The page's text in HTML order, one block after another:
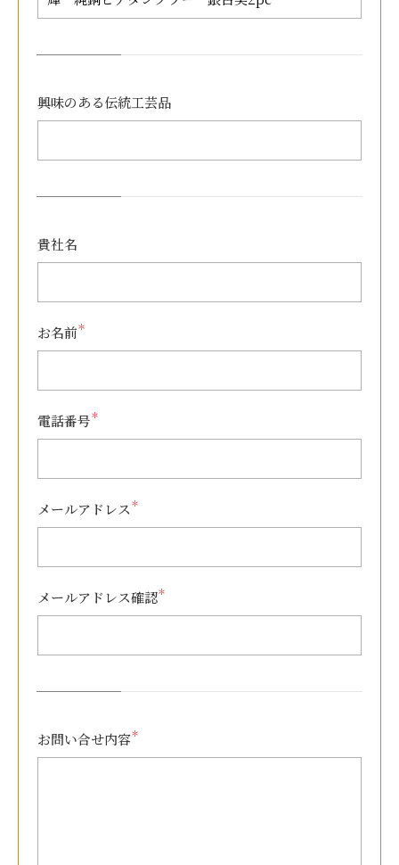
興味のある伝統工芸品
貴社名
お名前＊
電話番号＊
メールアドレス ＊
メールアドレス確認＊
お問い合せ内容＊